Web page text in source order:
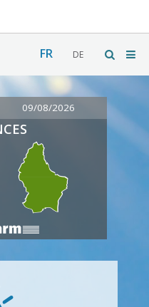
FR DE
09/08/2026